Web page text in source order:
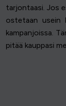
tarjontaasi. Jos
ostetaan usein
kampanjoissa.
pitää kauppasi